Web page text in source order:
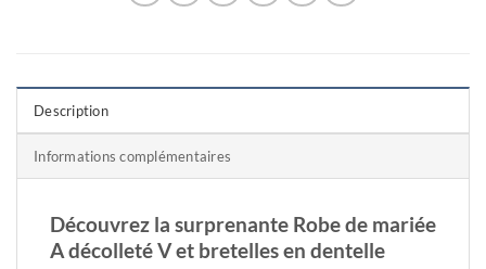
Description
Informations complémentaires
Découvrez la surprenante Robe de mariée
A décolleté V et bretelles en dentelle